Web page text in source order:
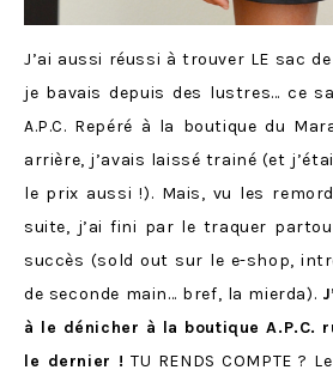
J’ai aussi réussi à trouver LE sac
je bavais depuis des lustres… ce
A.P.C. Repéré à la boutique du
arrière, j’avais laissé trainé (et
le prix aussi !). Mais, vu les
suite, j’ai fini par le traquer
succès (sold out sur le e-shop,
de seconde main… bref, la mierda).
à le dénicher à la boutique A.P.C.
le dernier ! TU RENDS COMPTE ?